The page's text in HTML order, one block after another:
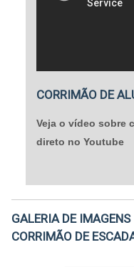
CORRIMÃO DE
Veja o vídeo sobre
direto no Youtube
GALERIA DE
CORRIMÃO DE